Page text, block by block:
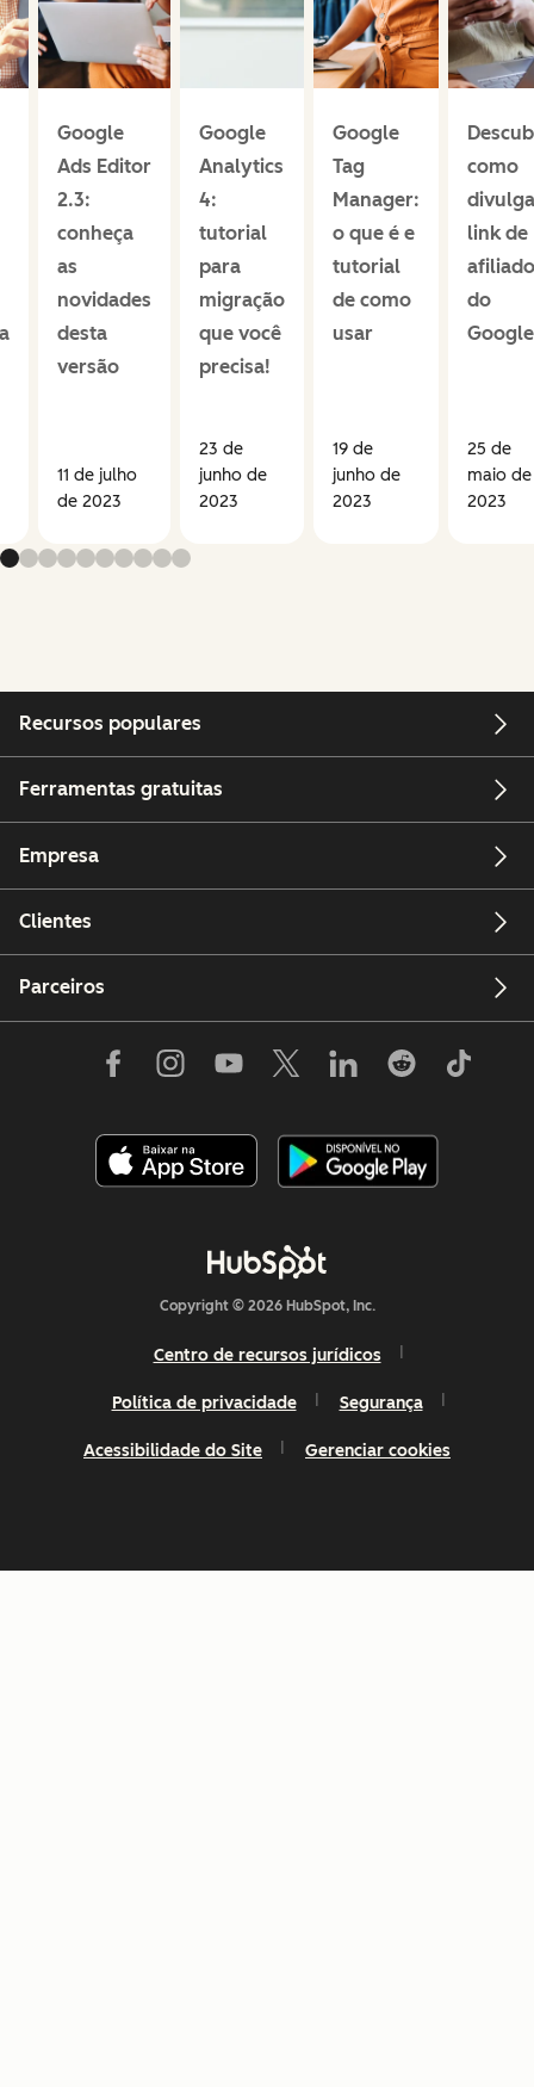
Google
Ads Editor
2.3:
conheça
as
novidades
desta
versão
11 de julho
de 2023
Google
Analytics
4:
tutorial
para
migração
que você
precisa!
23 de
junho de
2023
Google
Tag
Manager:
o que é e
tutorial
de como
usar
19 de
junho de
2023
como
link de
afiliado
do
Google
25 de
maio de
2023
Recursos populares
Ferramentas gratuitas
Empresa
Clientes
Parceiros
Copyright © 2026 HubSpot, Inc.
Centro de recursos jurídicos
Política de privacidade Segurança
Acessibilidade do Site Gerenciar cookies